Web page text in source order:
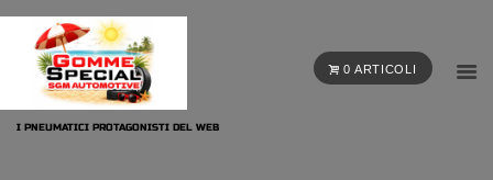
0 ARTICOLI
I PNEUMATICI PROTAGONISTI DEL WEB